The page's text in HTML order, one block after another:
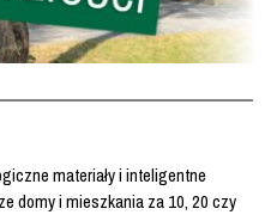
materiały i inteligentne
domy i mieszkania za 10, 20 czy